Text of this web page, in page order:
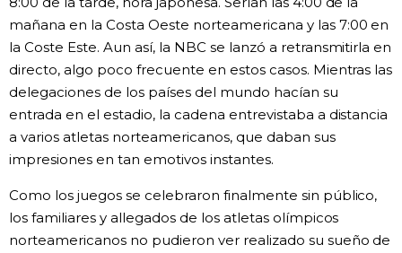
mañana en la Costa Oeste norteamericana y las 7:00 en
la Coste Este. Aun así, la NBC se lanzó a retransmitirla en
directo, algo poco frecuente en estos casos. Mientras las
delegaciones de los países del mundo hacían su
entrada en el estadio, la cadena entrevistaba a distancia
a varios atletas norteamericanos, que daban sus
impresiones en tan emotivos instantes.
Como los juegos se celebraron finalmente sin público,
los familiares y allegados de los atletas olímpicos
norteamericanos no pudieron ver realizado su sueño de